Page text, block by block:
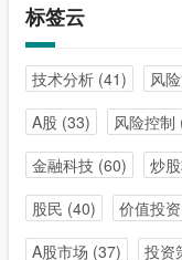
标签云
技术分析(41) 风
A股 (33) 风险控制
金融科技(60) 炒
股民 (40) 价值投资
A股市场 (37) 投资